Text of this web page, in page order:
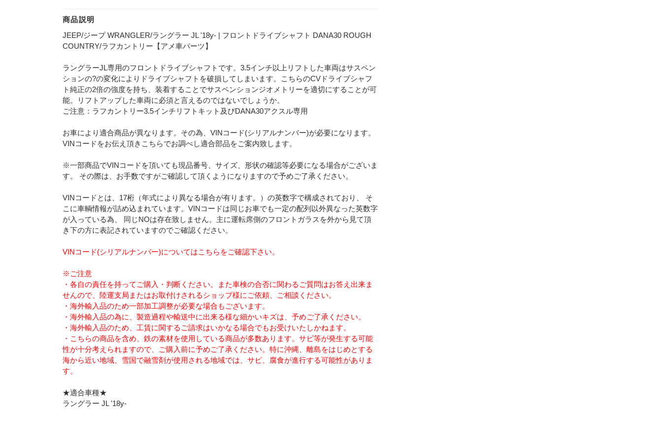
商品説明
JEEP/ジープ WRANGLER/ラングラー JL '18y- | フロントドライブシャフト DANA30 ROUGH
COUNTRY/ラフカントリー【アメ車パーツ】
ラングラーJL専用のフロントドライブシャフトです。3.5インチ以上リフトした車両はサスペン
ションの?の変化によりドライブシャフトを破損してしまいます。こちらのCVドライブシャフ
ト純正の2倍の強度を持ち、装着することでサスペンションジオメトリーを適切にすることが可
能。リフトアップした車両に必須と言えるのではないでしょうか。
ご注意：ラフカントリー3.5インチリフトキット及びDANA30アクスル専用
お車により適合商品が異なります。その為、VINコード(シリアルナンバー)が必要になります。
VINコードをお伝え頂きこちらでお調べし適合部品をご案内致します。
※一部商品でVINコードを頂いても現品番号、サイズ、形状の確認等必要になる場合がございま
す。 その際は、お手数ですがご確認して頂くようになりますので予めご了承ください。
VINコードとは、17桁（年式により異なる場合が有ります。）の英数字で構成されており、 そ
こに車輌情報が詰め込まれています。VINコードは同じお車でも一定の配列以外異なった英数字
が入っている為、 同じNOは存在致しません。主に運転席側のフロントガラスを外から見て頂
き下の方に表記されていますのでご確認ください。
VINコード(シリアルナンバー)についてはこちらをご確認下さい。
※ご注意
・各自の責任を持ってご購入・判断ください。また車検の合否に関わるご質問はお答え出来ま
せんので、陸運支局またはお取付けされるショップ様にご依頼、ご相談ください。
・海外輸入品のため一部加工調整が必要な場合もございます。
・海外輸入品の為に、製造過程や輸送中に出来る様な細かいキズは、予めご了承ください。
・海外輸入品のため、工賃に関するご請求はいかなる場合でもお受けいたしかねます。
・こちらの商品を含め、鉄の素材を使用している商品が多数あります。サビ等が発生する可能
性が十分考えられますので、ご購入前に予めご了承ください。特に沖縄、離島をはじめとする
海から近い地域、雪国で融雪剤が使用される地域では、サビ、腐食が進行する可能性がありま
す。
★適合車種★
ラングラー JL '18y-